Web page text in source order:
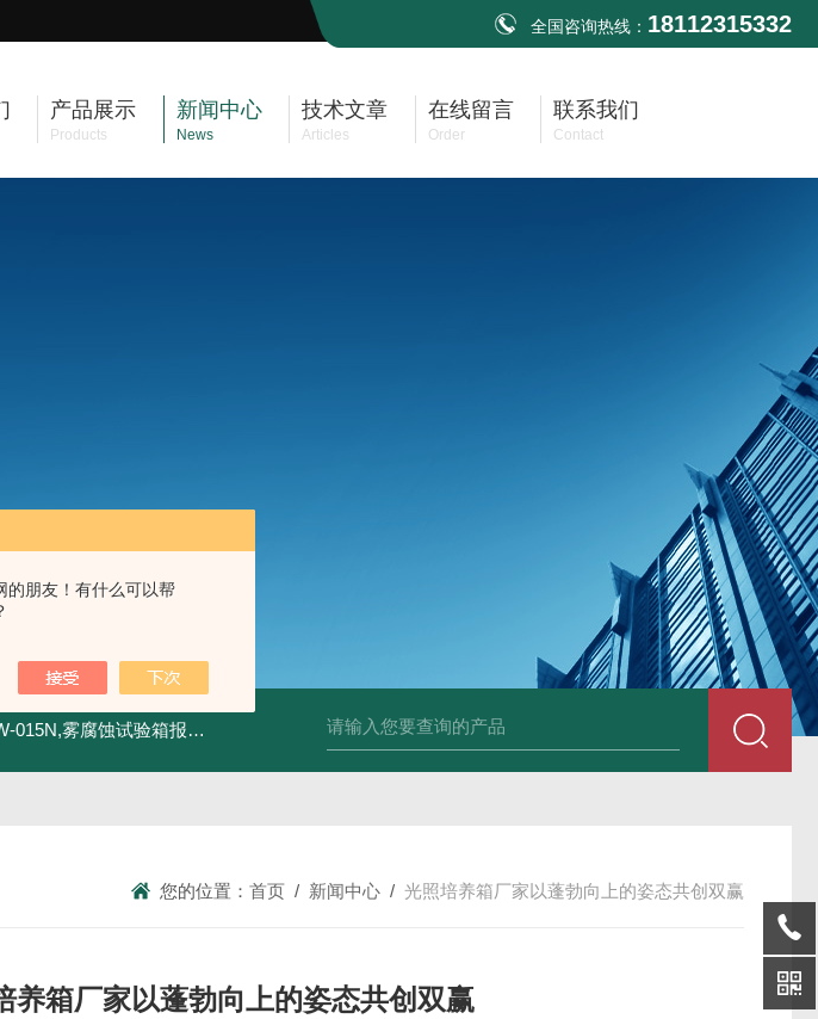
的朋友！有什么可以帮
全国咨询热线： 18112315332
产品展示
Products
新闻中心
News
技术文章
Articles
在线留言
Order
联系我们
Contact
015N,雾腐蚀试验箱报价 LYW-025N,雾腐蚀试验箱 LYW-075N,上海雾腐蚀试验箱 YFX-150,盐雾腐蚀试
您的位置： 首页 / 新闻中心 / 光照培养箱厂家以蓬勃向上的姿态共创双赢
养箱厂家以蓬勃向上的姿态共创双赢